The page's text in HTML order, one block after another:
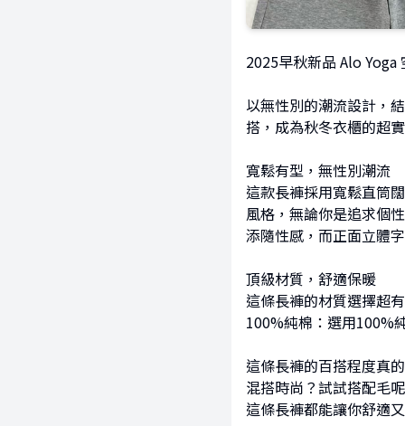
2025早秋新品 Alo Yoga
以無性別的潮流設計，
搭，成為秋冬衣櫃的超
寬鬆有型，無性別潮流
這款長褲採用寬鬆直筒
風格，無論你是追求個
添隨性感，而正面立體
頂級材質，舒適保暖
這條長褲的材質選擇超
100%純棉：選用100%
這條長褲的百搭程度真
混搭時尚？試試搭配毛
這條長褲都能讓你舒適